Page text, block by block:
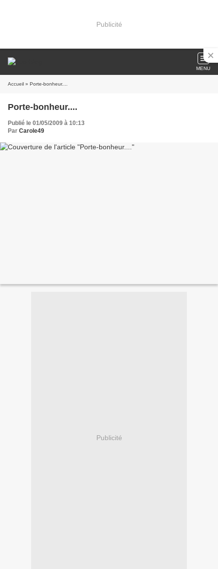
Publicité
MENU
Accueil » Porte-bonheur....
Porte-bonheur....
Publié le 01/05/2009 à 10:13
Par Carole49
Publicité